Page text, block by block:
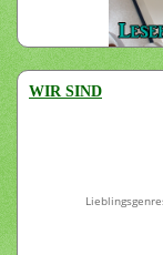
WIR SIND